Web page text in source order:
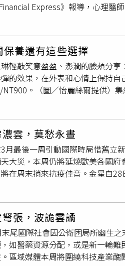
確。感情運新年後轉善，春風拂檻
，人品爆棚還是業力點燃，皆
玉壺。 雙魚座臥看南柯一夢白
起而行。貴人運佳，在急難時
地圖：https://
不再，前線捷報連連。金星移宮
財訂定全新目標，偏財有。感情
亂止歇，終於能心寬不悵。舊
露華濃。 獅子座沉醉春風垂手無
月點亮收益宮位，調養身心之
捻來繁花似錦節節高升。本周
打動強勢貴人，輕騎過關。運勢
。天秤如遊歷太虛幻境，人情
門，加官晉爵。投資運起落大。
下旬放下執著，運勢翻揚，家
尋他千百度，唯當心舊愛頻回
最難得人和。水星相位佳，救
。 摩羯座前嫌盡棄休管他人一
佳，縈繞心頭許久工作大案，迎
精誠所至，金石為開。本周水
，收益如何，必象其德，偏財有
星相位佳，雙魚職場來往或是
有伴雙魚感情是郎情妾意，柔
Express》報導，心理醫
端會發現這個問題，沒想到金
爾丁（Bill Halldin）表示，「
額，而是帳戶餘額直接「歸零
養還有這些選擇
輕敲笑意盈盈、澎潤的臉頰分享
的效果，在外表和心情上保持自
選，實現夢寐以求的澎潤Q彈。
在化妝台出現的小亮點，她笑
挑戰，就有機會和她一起澎彈
／露華濃提供）有別於一般妝前飾
濕成分，清透不油膩，透氣舒
它不帶顏色，卻又彷彿為臉龐上
就能感受到膚質的提升，同時
理膚寶水全護清透亮顏妝前防
Alchemist淨化防護妝前乳不
護隔離霜，輕盈質地不造成毛孔
高肌底含水量，並增強肌膚健
玫瑰新色。使用後能立即呈現
合配方，長效維持肌膚鎖水保
乳產品，只需要5秒就可以超快
雲，莫愁永晝
最後一周引動國際時局惜舊立
大災，本周仍將延燒歐美各國府
在周末捎來抗疫佳音。金星自
起漣漪。又木冥已入精確合相
絕佳，美歐央行降息效果一現
座 運勢最佳摩羯座 偏財最俏金
或主或輔皆是成績燦然，內在強
入庫。感情運是守得雲開見月明
虛實難辨，切莫走心。但本月
金堅，心如磐石。 雙子座春暖花
張，波詭雲譎
尾國際社會因公衛困局所幽生
如醫藥資源分配，或是新一輪難
區域媒體本周將圍繞科技產業醜